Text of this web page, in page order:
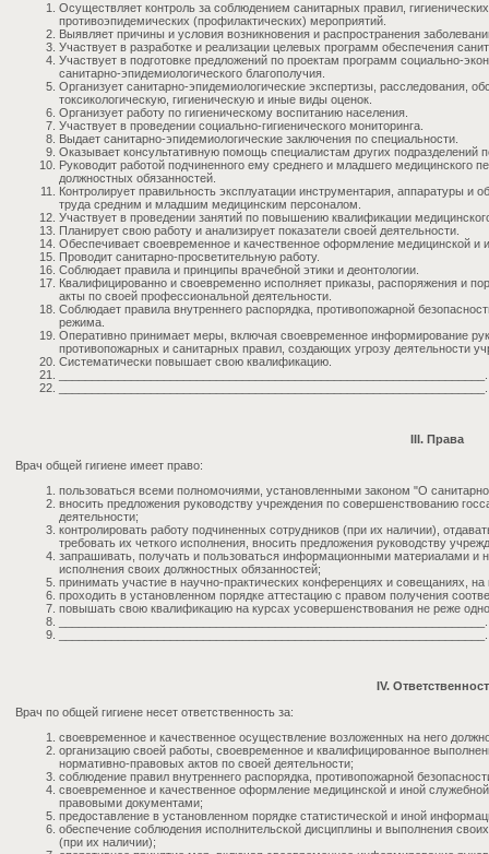
Осуществляет контроль за соблюдением санитарных правил,
противоэпидемических (профилактических) мероприятий.
Выявляет причины и условия возникновения и распространения
Участвует в разработке и реализации целевых программ обеспечения
Участвует в подготовке предложений по проектам программ социально-
санитарно-эпидемиологического благополучия.
Организует санитарно-эпидемиологические экспертизы, расследования,
токсикологическую, гигиеническую и иные виды оценок.
Организует работу по гигиеническому воспитанию населения.
Участвует в проведении социально-гигиенического мониторинга.
Выдает санитарно-эпидемиологические заключения по специальности.
Оказывает консультативную помощь специалистам других подразделений
Руководит работой подчиненного ему среднего и младшего медицинского
должностных обязанностей.
Контролирует правильность эксплуатации инструментария, аппаратуры и
труда средним и младшим медицинским персоналом.
Участвует в проведении занятий по повышению квалификации
Планирует свою работу и анализирует показатели своей деятельности.
Обеспечивает своевременное и качественное оформление медицинской и
Проводит санитарно-просветительную работу.
Соблюдает правила и принципы врачебной этики и деонтологии.
Квалифицированно и своевременно исполняет приказы, распоряжения и
акты по своей профессиональной деятельности.
Соблюдает правила внутреннего распорядка, противопожарной
режима.
Оперативно принимает меры, включая своевременное информирование
противопожарных и санитарных правил, создающих угрозу деятельности
Систематически повышает свою квалификацию.
III. Права
Врач общей гигиене имеет право:
пользоваться всеми полномочиями, установленными законом "О
вносить предложения руководству учреждения по совершенствованию
деятельности;
контролировать работу подчиненных сотрудников (при их наличии),
требовать их четкого исполнения, вносить предложения руководству
запрашивать, получать и пользоваться информационными материалами
исполнения своих должностных обязанностей;
принимать участие в научно-практических конференциях и совещаниях,
проходить в установленном порядке аттестацию с правом получения
повышать свою квалификацию на курсах усовершенствования не реже
IV.
Врач по общей гигиене несет ответственность за:
своевременное и качественное осуществление возложенных на него
организацию своей работы, своевременное и квалифицированное
нормативно-правовых актов по своей деятельности;
соблюдение правил внутреннего распорядка, противопожарной
своевременное и качественное оформление медицинской и иной
правовыми документами;
предоставление в установленном порядке статистической и иной
обеспечение соблюдения исполнительской дисциплины и выполнения
(при их наличии);